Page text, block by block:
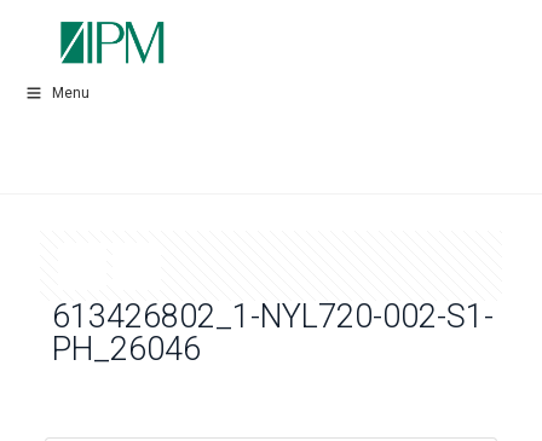
Menu
613426802_1-NYL720-002-S1-
PH_26046